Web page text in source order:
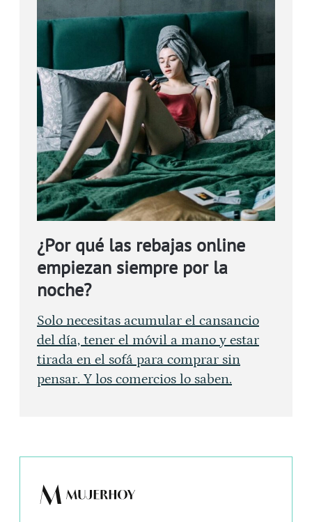
¿Por qué las rebajas online
empiezan siempre por la
noche?
Solo necesitas acumular el cansancio
del día, tener el móvil a mano y estar
tirada en el sofá para comprar sin
pensar. Y los comercios lo saben.